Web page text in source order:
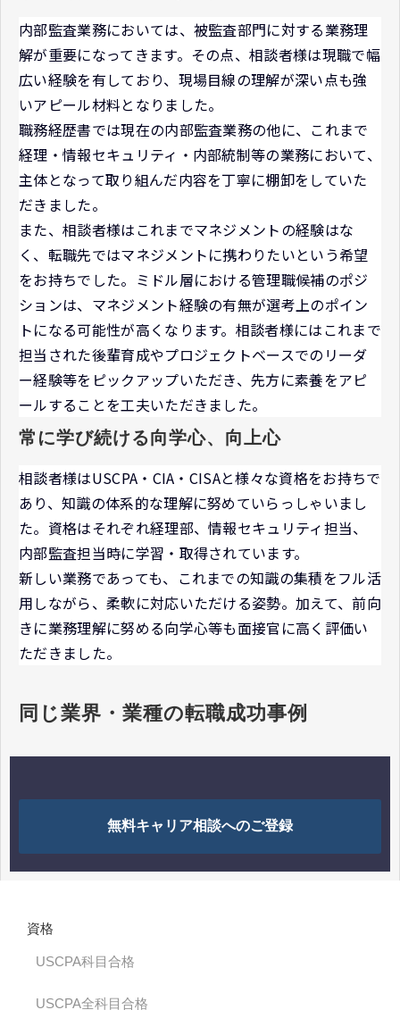
内部監査業務においては、被監査部門に対する業務理
解が重要になってきます。その点、相談者様は現職で幅
広い経験を有しており、現場目線の理解が深い点も強
いアピール材料となりました。
職務経歴書では現在の内部監査業務の他に、これまで
経理・情報セキュリティ・内部統制等の業務において、
主体となって取り組んだ内容を丁寧に棚卸をしていた
だきました。
また、相談者様はこれまでマネジメントの経験はな
く、転職先ではマネジメントに携わりたいという希望
をお持ちでした。ミドル層における管理職候補のポジ
ションは、マネジメント経験の有無が選考上のポイン
トになる可能性が高くなります。相談者様にはこれまで
担当された後輩育成やプロジェクトベースでのリーダ
ー経験等をピックアップいただき、先方に素養をアピ
ールすることを工夫いただきました。
常に学び続ける向学心、向上心
相談者様はUSCPA・CIA・CISAと様々な資格をお持ちで
あり、知識の体系的な理解に努めていらっしゃいまし
た。資格はそれぞれ経理部、情報セキュリティ担当、
内部監査担当時に学習・取得されています。
新しい業務であっても、これまでの知識の集積をフル活
用しながら、柔軟に対応いただける姿勢。加えて、前向
きに業務理解に努める向学心等も面接官に高く評価い
ただきました。
同じ業界・業種の転職成功事例
無料キャリア相談へのご登録
資格
USCPA科目合格
USCPA全科目合格